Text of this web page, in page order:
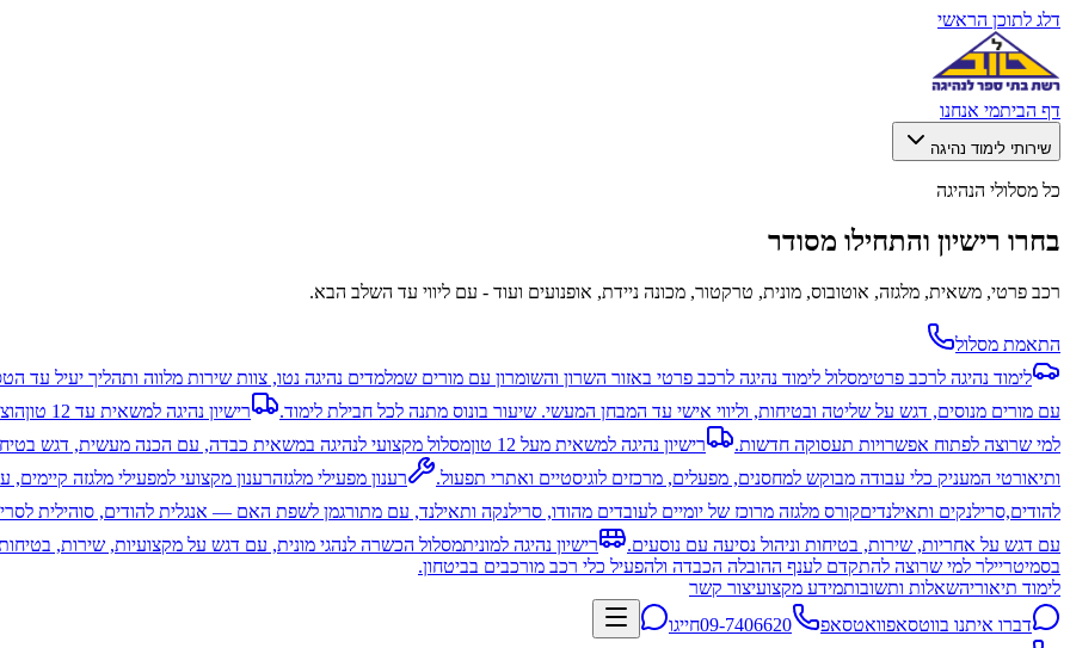
דלג לתוכן הראשי
דף הביתמי אנחנו
שירותי לימוד נהיגה
כל מסלולי הנהיגה
בחרו רישיון והתחילו מסודר
רכב פרטי, משאית, מלגזה, אוטובוס, מונית, טרקטור, מכונה ניידת, אופנועים ועוד - עם ליווי עד השלב הבא.
התאמת מסלול
לימוד נהיגה לרכב פרטימסלול לימוד נהיגה לרכב פרטי באזור השרון והשומרון עם מורים שמלמדים נהיגה נטו, צוות שירות מלווה ותהליך יעיל עד
עם מורים מנוסים, דגש על שליטה ובטיחות, וליווי אישי עד המבחן המעשי. שיעור בונוס מתנה לכל חבילת לימוד.
רישיון נהיגה למשאית עד 12 טון
למי שרוצה לפתוח אפשרויות תעסוקה חדשות.
רישיון נהיגה למשאית מעל 12 טון
מסלול מקצועי לנהיגה במשאית כבדה, עם הכנה מעשית, דגש
ותיאורטי המעניק כלי עבודה מבוקש למחסנים, מפעלים, מרכזים לוגיסטיים ואתרי תפעול.
רענון מפעילי מלגזהרענון מקצועי למפעילי מלגזה
להודים,סרילנקים ותאילנדיםקורס מלגזה מרוכז של יומיים לעובדים מהודו, סרילנקה ותאילנד, עם מתורגמן לשפת האם — אנגלית להודים, סוהילית
עם דגש על אחריות, שירות, בטיחות וניהול נסיעה עם נוסעים.
רישיון נהיגה למוניתמסלול הכשרה לנהגי מונית, עם דגש על מקצועיות, שירות,
בסמיטריילר למי שרוצה להתקדם לענף ההובלה הכבדה ולהפעיל כלי רכב מורכבים בביטחון.
לימוד תיאוריהשאלות ותשובותמידע מקצועיצור קשר
דברו איתנו בווטסאפוואטסאפ 09-7406620חייגו